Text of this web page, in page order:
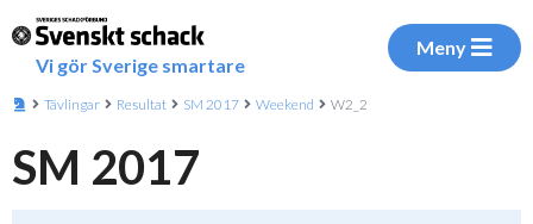
Vi gör Sverige smartare
Meny
Tävlingar Resultat SM 2017 Weekend W2_2
SM 2017